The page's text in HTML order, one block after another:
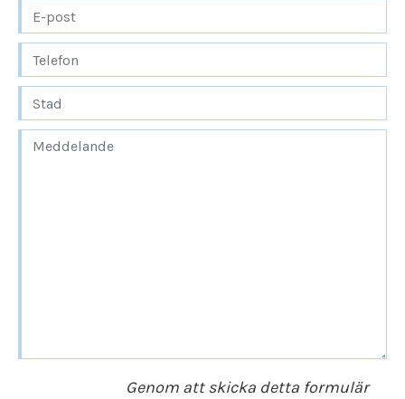
Genom att skicka detta formulär